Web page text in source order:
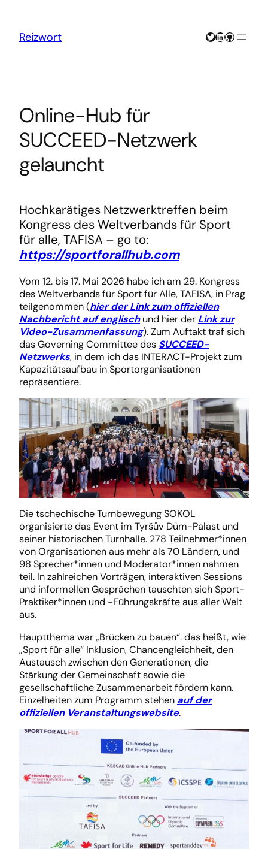
springen
Reizwort Twitter
LinkedIn
GitHub
Online-Hub für
SUCCEED-Netzwerk
gelauncht
Hochkarätiges Netzwerktreffen beim
Kongress des Weltverbands für Sport
für alle, TAFISA – go to:
https://sportforallhub.com
Vom 12. bis 17. Mai 2026 habe ich am 29. Kongress
des Weltverbands für Sport für Alle, TAFISA, in Prag
teilgenommen (hier der Link zum offiziellen
Nachbericht auf englischund hier der Link zur
Video-Zusammenfassung). Zum Auftakt traf sich
das Governing Committee des SUCCEED-
Netzwerks, in dem ich das INTERACT-Projekt zum
Kapazitätsaufbau in Sportorganisationen
repräsentiere.
Die tschechische Turnbewegung SOKOL
organisierte das Event im Tyršův Dům-Palast und
seiner historischen Turnhalle. 278 Teilnehmer*innen
von Organisationen aus mehr als 70 Ländern, und
98 Sprecher*innen und Moderator*innen nahmen
teil. In zahlreichen Vorträgen, interaktiven Sessions
und informellen Gesprächen tauschten sich Sport-
Praktiker*innen und -Führungskräfte aus aller Welt
aus.
Hauptthema war „Brücken zu bauen“. das heißt, wie
„Sport für alle“ Inklusion, Chancengleichheit, den
Austausch zwischen den Generationen, die
Stärkung der Gemeinschaft sowie die
gesellschaftliche Zusammenarbeit fördern kann.
Einzelheiten zum Programm stehen auf der
offiziellen Veranstaltungswebsite.